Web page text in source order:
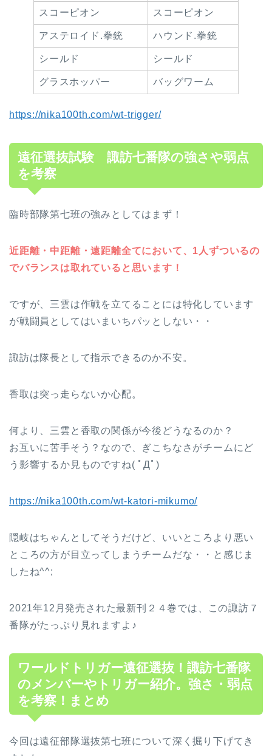
スコーピオン スコーピオン
アステロイド.拳銃 ハウンド.拳銃
シールド シールド
グラスホッパー バッグワーム
https://nika100th.com/wt-trigger/
遠征選抜試験 諏訪七番隊の強さや弱点
を考察
臨時部隊第七班の強みとしてはまず！
近距離・中距離・遠距離全てにおいて、1人ずついるの
でバランスは取れていると思います！
ですが、三雲は作戦を立てることには特化しています
が戦闘員としてはいまいちパッとしない・・
諏訪は隊長として指示できるのか不安。
香取は突っ走らないか心配。
何より、三雲と香取の関係が今後どうなるのか？
お互いに苦手そう？なので、ぎこちなさがチームにど
う影響するか見ものですね( ﾟДﾟ)
https://nika100th.com/wt-katori-mikumo/
隠岐はちゃんとしてそうだけど、いいところより悪い
ところの方が目立ってしまうチームだな・・と感じま
したね^^;
2021年12月発売された最新刊２４巻では、この諏訪７
番隊がたっぷり見れますよ♪
ワールドトリガー遠征選抜！諏訪七番隊
のメンバーやトリガー紹介。強さ・弱点
を考察！まとめ
今回は遠征部隊選抜第七班について深く掘り下げてき